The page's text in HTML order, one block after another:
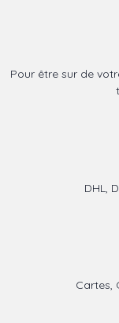
Pour être sur de
DHL,
Cartes,